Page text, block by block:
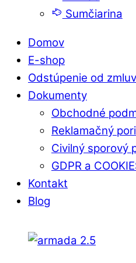
Sumčiarina
Domov
E-shop
Odstúpenie od
Dokumenty
Obchodné
Reklamačný
Civilný sporový
GDPR a
Kontakt
Blog